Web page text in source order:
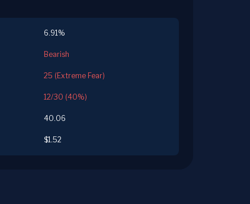
6.91%
Bearish
25 (Extreme Fear)
12/30 (40%)
40.06
$1.52